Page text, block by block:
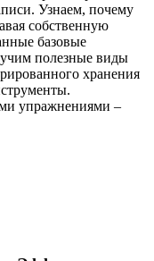
Узнаем, почему
собственную
базовые
полезные виды
хранения
упражнениями –